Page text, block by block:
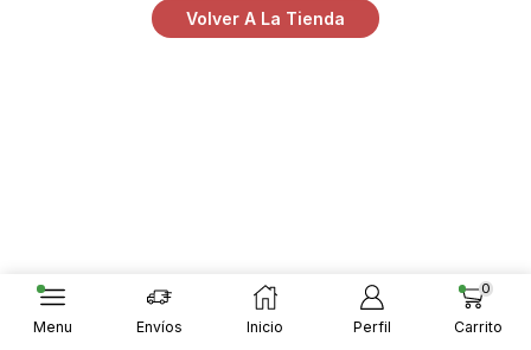
Volver A La Tienda
Menu Envíos Inicio Perfil
0
Carrito